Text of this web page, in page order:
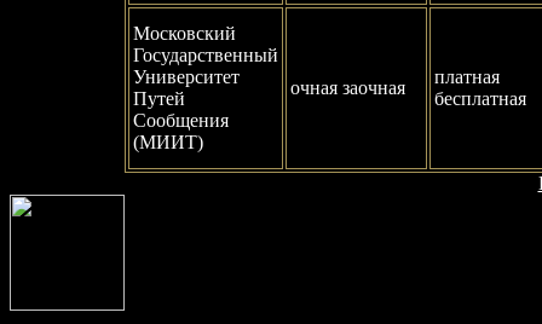
Московский
Государственный
Университет
Путей
Сообщения
(МИИТ)
очная заочная
платная
бесплатная